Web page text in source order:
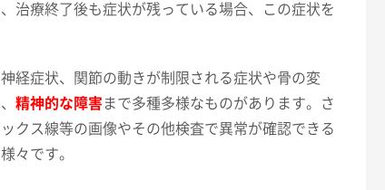
治療終了後も症状が残っている場合、この症状を
経症状、関節の動きが制限される症状や骨の変
精神的な障害まで多種多様なものがあります。さ
クス線等の画像やその他検査で異常が確認できる
々です。